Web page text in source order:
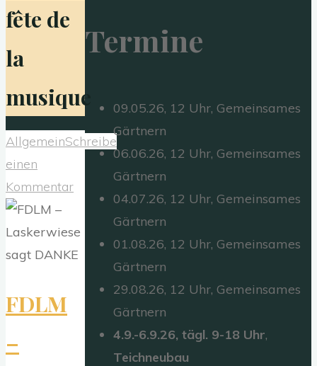
fête de
la
musique
AllgemeinSchreibe
einen
Kommentar
FDLM
–
Termine
09.05.26, 12 Uhr, Gemeinsames
Gärtnern
06.06.26, 12 Uhr, Gemeinsames
Gärtnern
04.07.26, 12 Uhr, Gemeinsames
Gärtnern
01.08.26, 12 Uhr, Gemeinsames
Gärtnern
29.08.26, 12 Uhr, Gemeinsames
Gärtnern
4.9.-6.9.26, tägl. 9-18 Uhr,
Teichneubau